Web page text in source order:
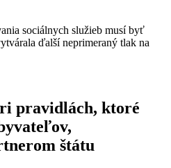
sociálnych služieb musí byť
ďalší neprimeraný tlak na
pravidlách, ktoré
štátu